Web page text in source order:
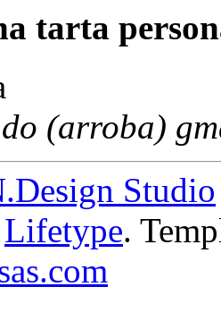
tarta
(arroba)
Studio
Lifetype.